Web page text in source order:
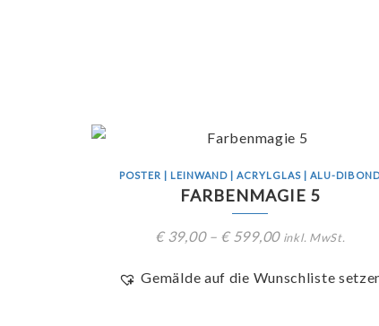
POSTER | LEINWAND | ACRYLGLAS | ALU-
FARBENMAGIE 5
€39,00– €599,00 inkl. MwSt.
Gemälde auf die Wunschliste